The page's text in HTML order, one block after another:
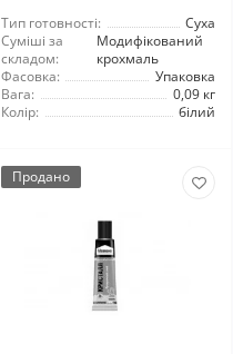
Тип готовності:
Суха
Суміші за
складом:
Модифікований
крохмаль
Фасовка:
Упаковка
Вага:
0,09 кг
Колір:
білий
Продано